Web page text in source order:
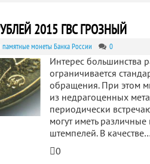
2015 ГВС ГРОЗНЫЙ
памятные монеты Банка России 0
Интерес большинства
ограничивается
обращения. При этом
из недрагоценных
периодически
могут иметь
штемпелей. В
0